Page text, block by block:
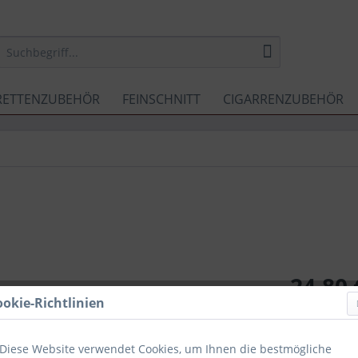
FEINSCHNITT CIGARRENZUBEHÖR
24,80
100
inkl. MwSt.
Sofort
Richtlinien
Diese Website verwendet Cookies, um Ihnen die bestmögliche